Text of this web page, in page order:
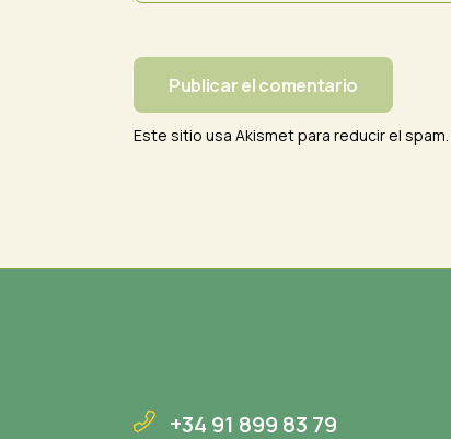
Publicar el comentario
Este sitio usa Akismet para reducir el spam.
+34 91 899 83 79